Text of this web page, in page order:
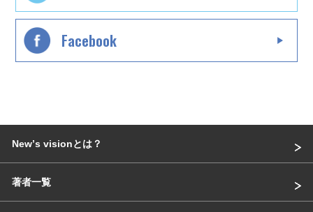
Facebook
Newʼs visionとは？
著者一覧